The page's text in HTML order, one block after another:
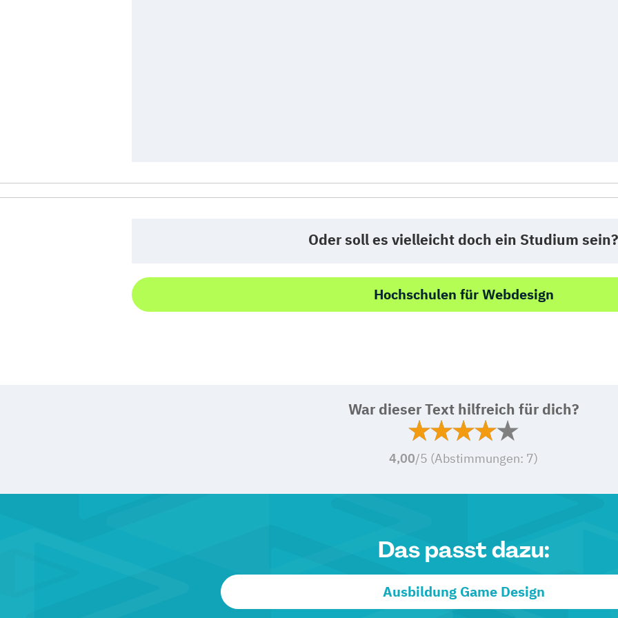
Oder soll es vielleicht doch ein Studium sein?
Hochschulen für Webdesign
War dieser Text hilfreich für dich?
4,00/5 (Abstimmungen: 7)
Das passt dazu:
Ausbildung Game Design